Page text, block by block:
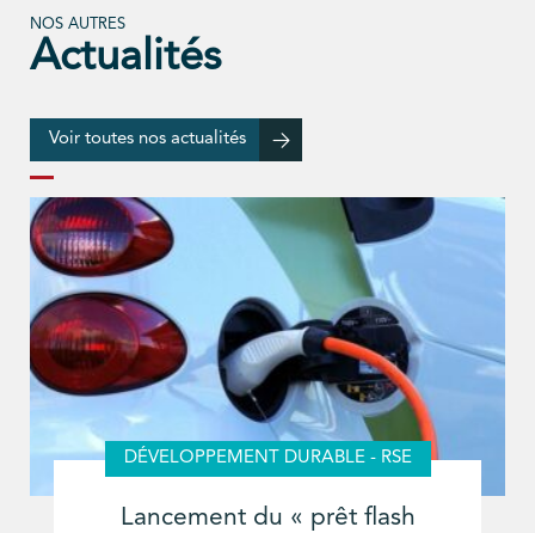
NOS AUTRES
Actualités
Voir toutes nos actualités
DÉVELOPPEMENT DURABLE - RSE
Lancement du « prêt flash